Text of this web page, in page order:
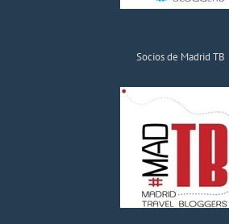
Socios de Madrid TB